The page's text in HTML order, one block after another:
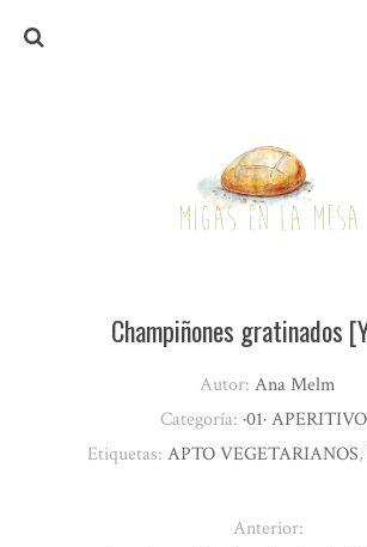
Champiñones gratinados
Autor: Ana Melm
Categoría: ·01·
Etiquetas: APTO VEGETARIANOS,
Anterior: